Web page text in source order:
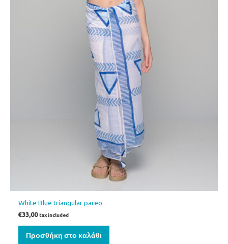
White Blue triangular pareo
€33,00 tax included
Προσθήκη στο καλάθι